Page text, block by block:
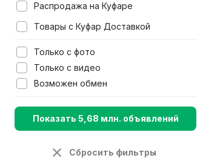
Распродажа на Куфаре
Товары с Куфар Доставкой
Только с фото
Только с видео
Возможен обмен
Показать 5,68 млн. объявлений
Сбросить фильтры